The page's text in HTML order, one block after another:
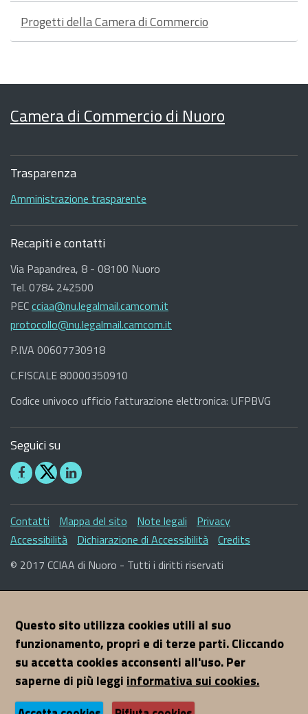
Progetti della Camera di Commercio
Camera di Commercio di Nuoro
Sezione
Footer
Trasparenza
Amministrazione trasparente
Recapiti e contatti
Via Papandrea, 8 - 08100 Nuoro
Tel. 0784 242500
PECcciaa@nu.legalmail.camcom.it
protocollo@nu.legalmail.camcom.it
P.IVA 00607730918
C.FISCALE 80000350910
Codice univoco ufficio fatturazione elettronica: UFPBVG
Seguici su
Seguici
su
Facebook
Seguici
su
Linkedin
Sezione
Link
Contatti Mappa del sito Note legali
Privacy
Accessibilità
Dichiarazione di Accessibilità Credits
© 2017 CCIAA di Nuoro - Tutti i diritti riservati
Questo sito utilizza cookies utili al suo
funzionamento, propri e di terze parti. Cliccando
su accetta cookies acconsenti all'uso. Per
saperne di più leggiinformativa sui cookies.